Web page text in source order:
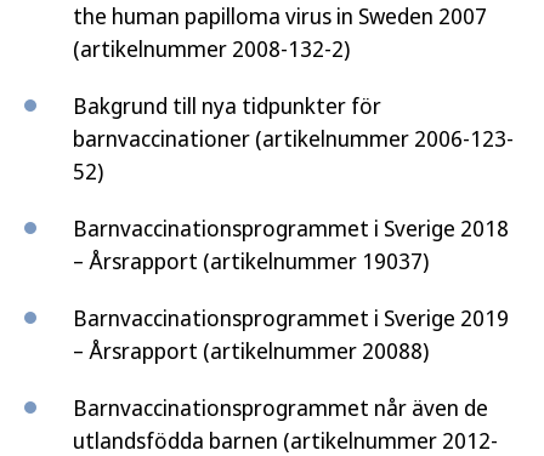
the human papilloma virus in Sweden 2007
(artikelnummer 2008-132-2)
Bakgrund till nya tidpunkter för
barnvaccinationer (artikelnummer 2006-123-
52)
Barnvaccinationsprogrammet i Sverige 2018
– Årsrapport (artikelnummer 19037)
Barnvaccinationsprogrammet i Sverige 2019
– Årsrapport (artikelnummer 20088)
Barnvaccinationsprogrammet når även de
utlandsfödda barnen (artikelnummer 2012-